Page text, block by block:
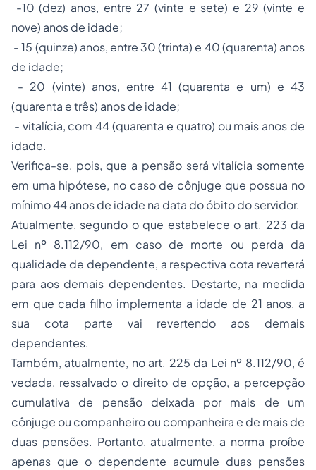
-10 (dez) anos, entre 27 (vinte e sete) e 29 (vinte e
nove) anos de idade;
- 15 (quinze) anos, entre 30 (trinta) e 40 (quarenta) anos
de idade;
- 20 (vinte) anos, entre 41 (quarenta e um) e 43
(quarenta e três) anos de idade;
- vitalícia, com 44 (quarenta e quatro) ou mais anos de
idade.
Verifica-se, pois, que a pensão será vitalícia somente
em uma hipótese, no caso de cônjuge que possua no
mínimo 44 anos de idade na data do óbito do servidor.
Atualmente, segundo o que estabelece o art. 223 da
Lei nº 8.112/90, em caso de morte ou perda da
qualidade de dependente, a respectiva cota reverterá
para aos demais dependentes. Destarte, na medida
em que cada filho implementa a idade de 21 anos, a
sua cota parte vai revertendo aos demais
dependentes.
Também, atualmente, no art. 225 da Lei nº 8.112/90, é
vedada, ressalvado o direito de opção, a percepção
cumulativa de pensão deixada por mais de um
cônjuge ou companheiro ou companheira e de mais de
duas pensões. Portanto, atualmente, a norma proíbe
apenas que o dependente acumule duas pensões